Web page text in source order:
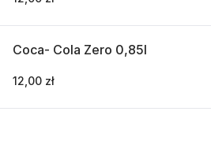
Coca- Cola Zero 0,85l
12,00 zł